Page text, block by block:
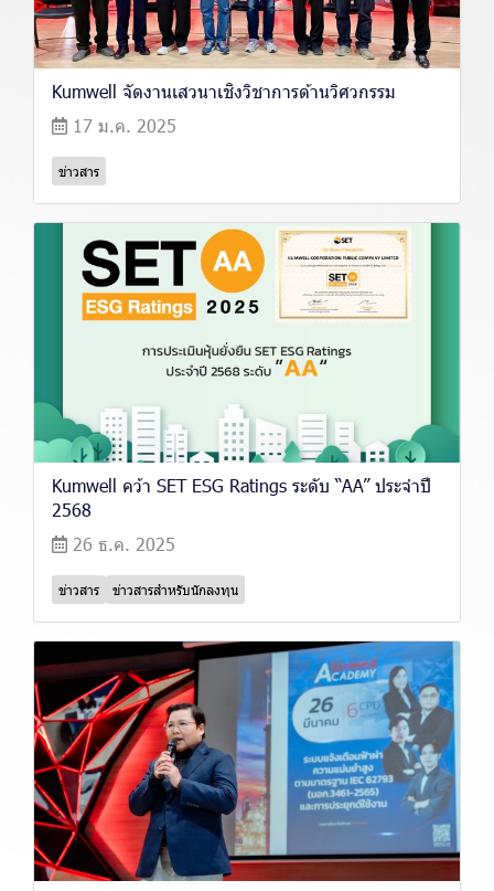
Kumwell จัดงานเสวนาเชิงวิชาการด้านวิศวกรรม
17 ม.ค. 2025
ข่าวสาร
Kumwell คว้า SET ESG Ratings ระดับ “AA” ประจำปี
2568
26 ธ.ค. 2025
ข่าวสาร ข่าวสารสำหรับนักลงทุน